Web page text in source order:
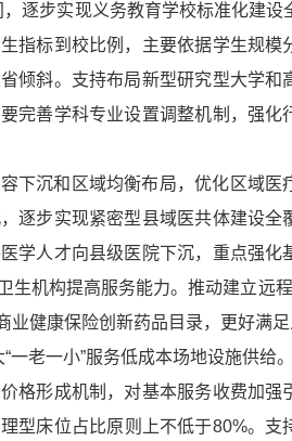
逐步实现义务教育学校标准化建
指标到校比例，主要依据学生规
倾斜。支持布局新型研究型大学
完善学科专业设置调整机制，强
下沉和区域均衡布局，优化区域
逐步实现紧密型县域医共体建设
学人才向县级医院下沉，重点强
机构提高服务能力。推动建立远
健康保险创新药品目录，更好满足
一老一小”服务低成本场地设施供
格形成机制，对基本服务收费加
型床位占比原则上不低于80%。